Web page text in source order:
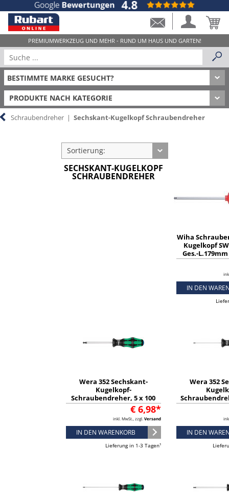
PRODUKTE NACH KATEGORIE
Schraubendreher |Sechskant-Kugelkopf Schraubendreher
Sortierung:
SECHSKANT-KUGELKOPF
SCHRAUBENDREHER
Wiha
Kugelkopf
Ges.-
Chrom
IN DEN
Wera 352 Sechskant-
Kugelkopf-
Schraubendreher, 5 x 100
mm - 05022815001€ 6,98*
inkl. MwSt., zzgl. Versand
IN DEN WARENKORB
Lieferung in 1-3 Tagen¹
Wera 352
mm -
IN DEN